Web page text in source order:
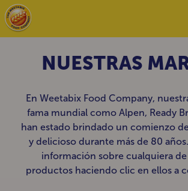
NUESTRAS
En Weetabix Food Company,
fama mundial como Alpen, Ready
han estado brindado un comienzo
y delicioso durante más de 80
información sobre cualquiera
productos haciendo clic en ellos a